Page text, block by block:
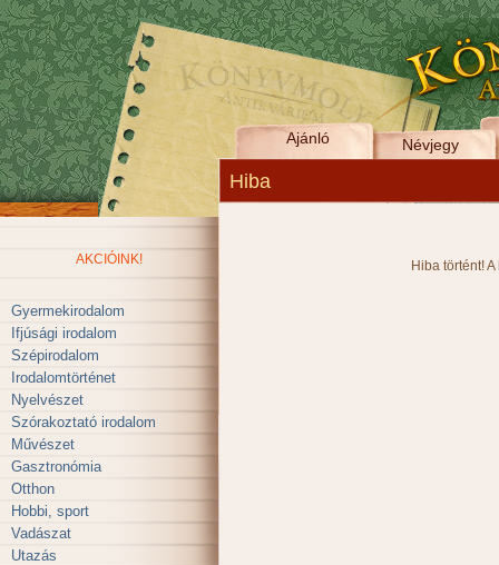
Ajánló Névjegy
Hiba
AKCIÓINK!
Gyermekirodalom
Ifjúsági irodalom
Szépirodalom
Irodalomtörténet
Nyelvészet
Szórakoztató irodalom
Művészet
Gasztronómia
Otthon
Hobbi, sport
Vadászat
Utazás
Hiba történt!